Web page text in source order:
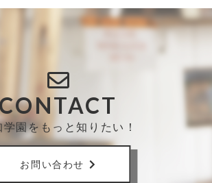
CONTACT
学園をもっと知りたい！
お問い合わせ